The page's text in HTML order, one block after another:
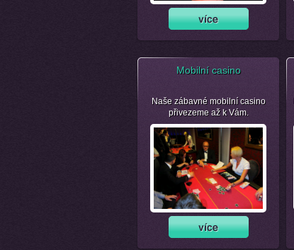
Mobilní casino
Naše zábavné mobilní casino
přivezeme až k Vám.